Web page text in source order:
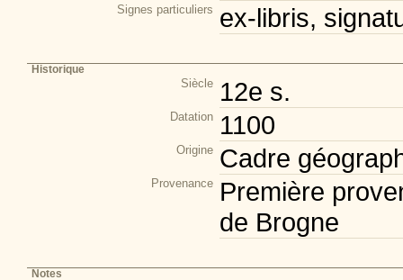
Signes particuliers ex-libris,
Historique
Siècle 12e s.
Datation 1100
Origine Cadre
Provenance Première
de Brogne
Notes